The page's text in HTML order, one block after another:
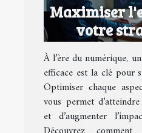
Maximiser
votre
contenu
À l’ère du numérique,
efficace est la clé pour
Optimiser chaque
vous permet
et d’augmenter